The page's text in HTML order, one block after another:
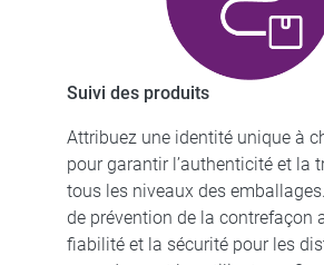
Suivi des produits
Attribuez une identité unique à
pour garantir l’authenticité et la
tous les niveaux des
de prévention de la contrefaçon
fiabilité et la sécurité pour les